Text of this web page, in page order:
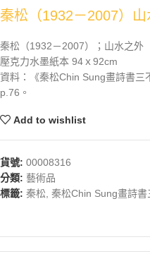
秦松（1932－2007）山
秦松（1932－2007）；山水之外
壓克力水墨紙本 94ｘ92cm
資料：《秦松Chin Sung畫詩書三
p.76。
Add to wishlist
貨號: 00008316
分類: 藝術品
標籤: 秦松 秦松Chin Sung畫詩書